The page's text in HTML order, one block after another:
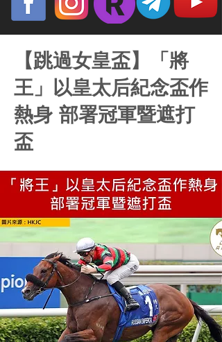
【跳過女皇盃】「將
王」以皇太后紀念盃作
熱身 部署冠軍暨遮打
盃